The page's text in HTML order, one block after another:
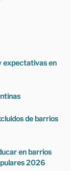
expectativas en
de barrios
en barrios
2026